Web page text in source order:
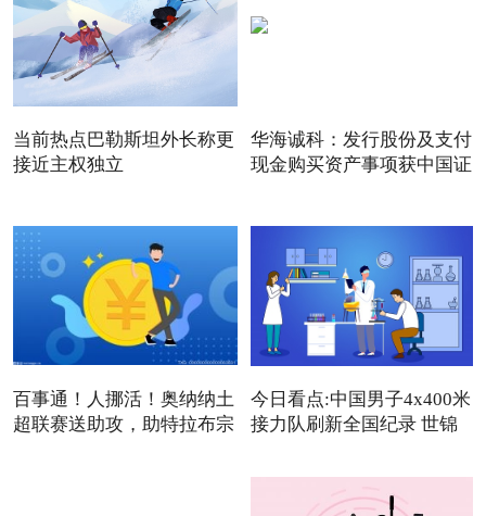
当前热点巴勒斯坦外长称更
接近主权独立
华海诚科：发行股份及支付
现金购买资产事项获中国证
百事通！人挪活！奥纳纳土
超联赛送助攻，助特拉布宗
今日看点:中国男子4x400米
接力队刷新全国纪录 世锦